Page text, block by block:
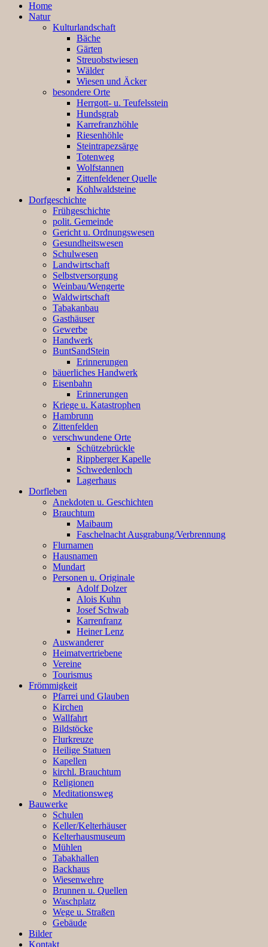
Home
Natur
Kulturlandschaft
Bäche
Gärten
Streuobstwiesen
Wälder
Wiesen und Äcker
besondere Orte
Herrgott- u. Teufelsstein
Hundsgrab
Karrefranzhöhle
Riesenhöhle
Steintrapezsärge
Totenweg
Wolfstannen
Zittenfeldener Quelle
Kohlwaldsteine
Dorfgeschichte
Frühgeschichte
polit. Gemeinde
Gericht u. Ordnungswesen
Gesundheitswesen
Schulwesen
Landwirtschaft
Selbstversorgung
Weinbau/Wengerte
Waldwirtschaft
Tabakanbau
Gasthäuser
Gewerbe
Handwerk
BuntSandStein
Erinnerungen
bäuerliches Handwerk
Eisenbahn
Erinnerungen
Kriege u. Katastrophen
Hambrunn
Zittenfelden
verschwundene Orte
Schützebrückle
Rippberger Kapelle
Schwedenloch
Lagerhaus
Dorfleben
Anekdoten u. Geschichten
Brauchtum
Maibaum
Faschelnacht Ausgrabung/Verbrennung
Flurnamen
Hausnamen
Mundart
Personen u. Originale
Adolf Dolzer
Alois Kuhn
Josef Schwab
Karrenfranz
Heiner Lenz
Auswanderer
Heimatvertriebene
Vereine
Tourismus
Frömmigkeit
Pfarrei und Glauben
Kirchen
Wallfahrt
Bildstöcke
Flurkreuze
Heilige Statuen
Kapellen
kirchl. Brauchtum
Religionen
Meditationsweg
Bauwerke
Schulen
Keller/Kelterhäuser
Kelterhausmuseum
Mühlen
Tabakhallen
Backhaus
Wiesenwehre
Brunnen u. Quellen
Waschplatz
Wege u. Straßen
Gebäude
Bilder
Kontakt